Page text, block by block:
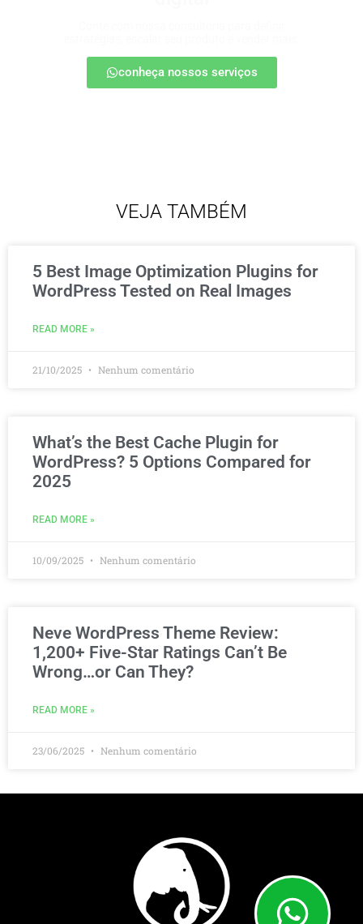
conheça nossos serviços
VEJA TAMBÉM
5 Best Image Optimization Plugins for
WordPress Tested on Real Images
READ MORE »
21/10/2025 Nenhum comentário
What’s the Best Cache Plugin for
WordPress? 5 Options Compared for
2025
READ MORE »
10/09/2025 Nenhum comentário
Neve WordPress Theme Review:
1,200+ Five-Star Ratings Can’t Be
Wrong…or Can They?
READ MORE »
23/06/2025 Nenhum comentário